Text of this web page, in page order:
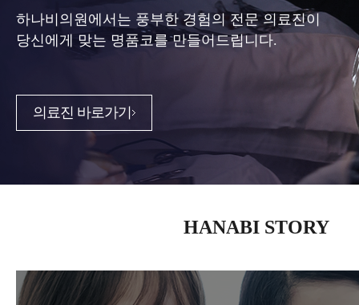
하나비의원에서는 풍부한 경험의 전문 의료진이
당신에게 맞는 명품코를 만들어드립니다.
의료진 바로가기
HANABI STORY